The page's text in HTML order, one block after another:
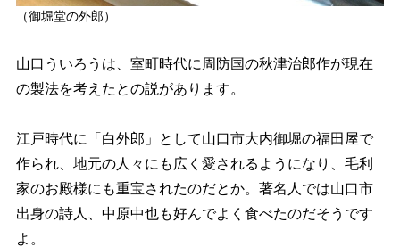
（御堀堂の外郎）
山口ういろうは、室町時代に周防国の秋津治郎作が現在
の製法を考えたとの説があります。
江戸時代に「白外郎」として山口市大内御堀の福田屋で
作られ、地元の人々にも広く愛されるようになり、毛利
家のお殿様にも重宝されたのだとか。著名人では山口市
出身の詩人、中原中也も好んでよく食べたのだそうです
よ。